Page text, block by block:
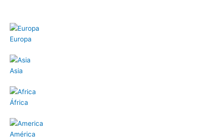
Europ​a
Asia
África
América